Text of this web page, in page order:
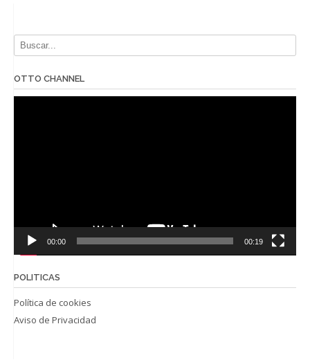
OTTO CHANNEL
00:00 00:19
POLITICAS
Política de cookies
Aviso de Privacidad